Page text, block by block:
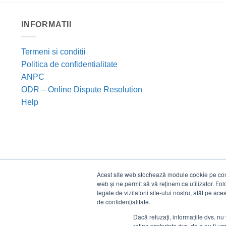
Acest site web stochează module cookie pe
web și ne permit să vă reținem ca utilizator.
legate de vizitatorii site-ului nostru, atât pe
de confidențialitate.
Dacă refuzați, informațiile dvs.
INFORMATII
Termeni si conditii
Politica de confidentialitate
ANPC
ODR – Online Dispute Resolution
Help